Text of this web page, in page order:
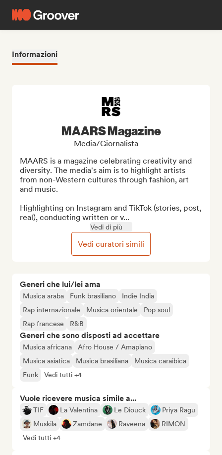
Informazioni
Generi che lui/lei ama
Musica araba Funk brasiliano
Indie India
Rap internazionale
Musica orientale
Pop soul
Rap francese
R&B
Generi che sono disposti ad accettare
Musica africana
Afro House / Amapiano
Musica asiatica
Musica brasiliana
Musica caraibica
Funk
Vedi tutti +4
Vuole ricevere musica simile a...
TIF La Valentina Le Diouck
Priya Ragu
Muskila
Zamdane Raveena
RIMON
Vedi tutti +4
MAARS Magazine
Media/Giornalista
MAARS is a magazine celebrating creativity and
diversity. The media's aim is to highlight artists
from non-Western cultures through fashion, art
and music.
Highlighting on Instagram and TikTok (stories, post,
real), conducting written or v...
Vedi di più
Vedi curatori simili